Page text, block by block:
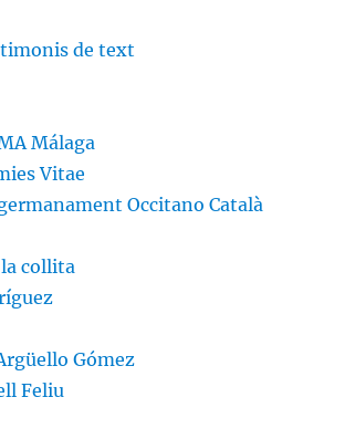
de text
Málaga
Vitae
Occitano Català
la collita
Gómez
Feliu